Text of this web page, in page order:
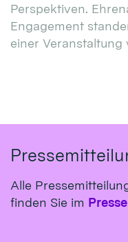
Perspektiven.
Engagement
einer Veranstaltung
Alle
finden Sie im